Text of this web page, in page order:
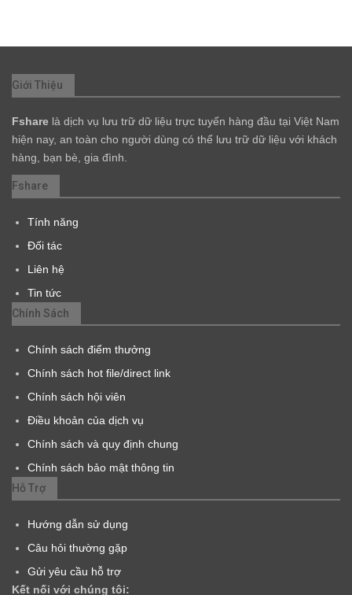
Giới Thiệu
Fshare là dịch vụ lưu trữ dữ liệu trực tuyến hàng đầu tại Việt Nam
hiện nay, an toàn cho người dùng có thể lưu trữ dữ liệu với khách
hàng, bạn bè, gia đình.
Fshare
Tính năng
Đối tác
Liên hệ
Tin tức
Chính Sách
Chính sách điểm thưởng
Chính sách hot file/direct link
Chính sách hội viên
Điều khoản của dịch vụ
Chính sách và quy định chung
Chính sách bảo mật thông tin
Hỗ Trợ
Hướng dẫn sử dụng
Câu hỏi thường gặp
Gửi yêu cầu hỗ trợ
Kết nối với chúng tôi: